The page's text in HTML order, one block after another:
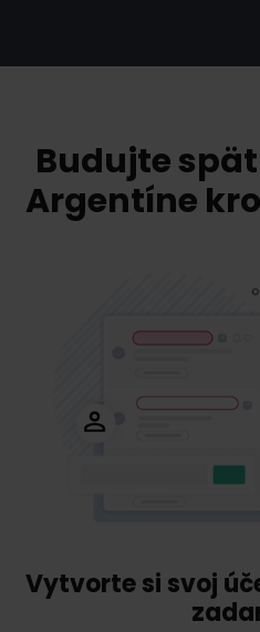
Budujte
Argentíne
Vytvorte si svoj